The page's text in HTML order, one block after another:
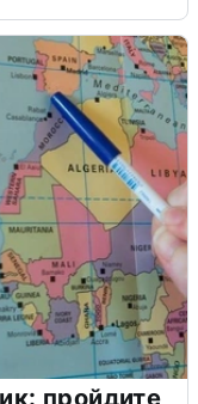
пройдите